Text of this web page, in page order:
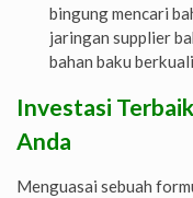
bingung mencari
jaringan supplier
bahan baku
Investasi
Anda
Menguasai sebuah